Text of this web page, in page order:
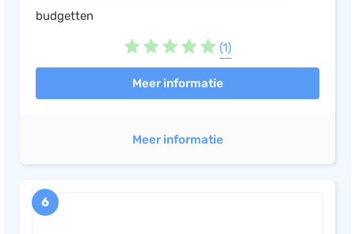
budgetten
(1)
Meer informatie
Meer informatie
6